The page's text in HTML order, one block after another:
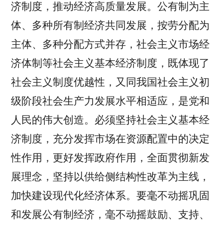
济制度，推动经济高质量发展。公有制为主
体、多种所有制经济共同发展，按劳分配为
主体、多种分配方式并存，社会主义市场经
济体制等社会主义基本经济制度，既体现了
社会主义制度优越性，又同我国社会主义初
级阶段社会生产力发展水平相适应，是党和
人民的伟大创造。必须坚持社会主义基本经
济制度，充分发挥市场在资源配置中的决定
性作用，更好发挥政府作用，全面贯彻新发
展理念，坚持以供给侧结构性改革为主线，
加快建设现代化经济体系。要毫不动摇巩固
和发展公有制经济，毫不动摇鼓励、支持、